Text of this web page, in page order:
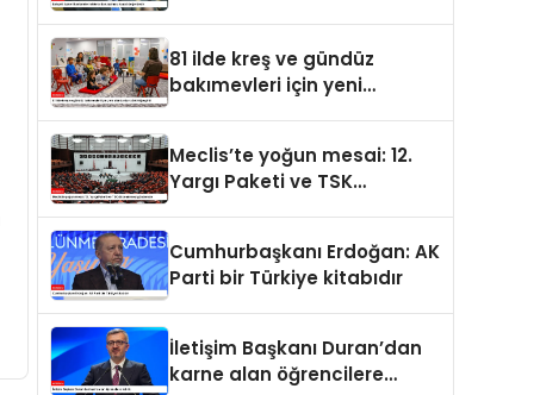
81 ilde kreş ve gündüz
bakımevleri için yeni
Meclis’te yoğun mesai: 12.
Yargı Paketi ve TSK
Cumhurbaşkanı Erdoğan: AK
Parti bir Türkiye kitabıdır
İletişim Başkanı Duran’dan
karne alan öğrencilere